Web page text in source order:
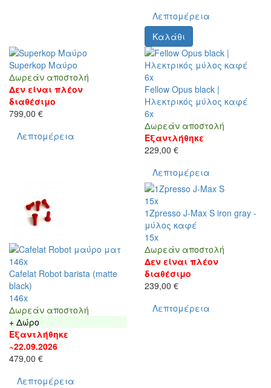
Λεπτομέρεια
Καλάθι
Superkop Μαύρο
Δωρεάν αποστολή
Δεν είναι πλέον
διαθέσιμο
799,00 €
Λεπτομέρεια
6x
Fellow Opus black |
Ηλεκτρικός μύλος καφέ
6x
Δωρεάν αποστολή
Εξαντλήθηκε
229,00 €
Λεπτομέρεια
146x
Cafelat Robot barista (matte
black)
146x
Δωρεάν αποστολή
+ Δώρο
Εξαντλήθηκε
~22.09.2026
479,00 €
Λεπτομέρεια
15x
1Zpresso J-Max S iron gray -
μύλος καφέ
15x
Δωρεάν αποστολή
Δεν είναι πλέον
διαθέσιμο
239,00 €
Λεπτομέρεια